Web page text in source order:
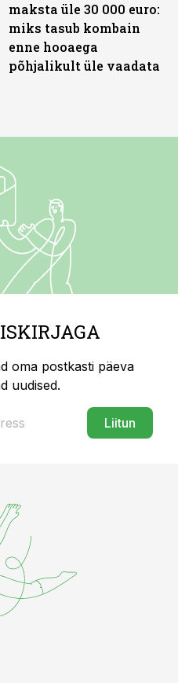
maksta üle 30 000 euro:
miks tasub kombain
enne hooaega
põhjalikult üle vaadata
oma postkasti päeva
uudised.
Liitun